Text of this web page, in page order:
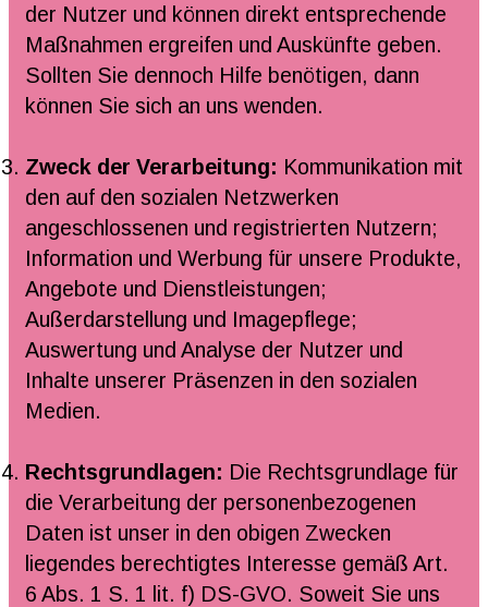
der Nutzer und können direkt entsprechende
Maßnahmen ergreifen und Auskünfte geben.
Sollten Sie dennoch Hilfe benötigen, dann
können Sie sich an uns wenden.
Zweck der Verarbeitung: Kommunikation mit
den auf den sozialen Netzwerken
angeschlossenen und registrierten Nutzern;
Information und Werbung für unsere Produkte,
Angebote und Dienstleistungen;
Außerdarstellung und Imagepflege;
Auswertung und Analyse der Nutzer und
Inhalte unserer Präsenzen in den sozialen
Medien.
Rechtsgrundlagen: Die Rechtsgrundlage für
die Verarbeitung der personenbezogenen
Daten ist unser in den obigen Zwecken
liegendes berechtigtes Interesse gemäß Art.
6 Abs. 1 S. 1 lit. f) DS-GVO. Soweit Sie uns